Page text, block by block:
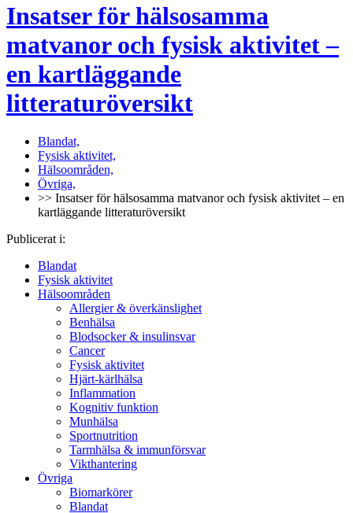
Insatser för hälsosamma
matvanor och fysisk aktivitet –
en kartläggande
litteraturöversikt
Blandat,
Fysisk aktivitet,
Hälsoområden,
Övriga,
>> Insatser för hälsosamma matvanor och fysisk aktivitet – en
kartläggande litteraturöversikt
Publicerat i:
Blandat
Fysisk aktivitet
Hälsoområden
Allergier & överkänslighet
Benhälsa
Blodsocker & insulinsvar
Cancer
Fysisk aktivitet
Hjärt-kärlhälsa
Inflammation
Kognitiv funktion
Munhälsa
Sportnutrition
Tarmhälsa & immunförsvar
Vikthantering
Övriga
Biomarkörer
Blandat